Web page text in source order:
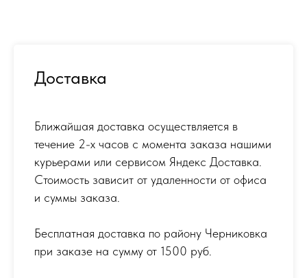
Доставка
Ближайшая доставка осуществляется в
течение 2-х часов с момента заказа нашими
курьерами или сервисом Яндекс Доставка.
Стоимость зависит от удаленности от офиса
и суммы заказа.
Бесплатная доставка по району Черниковка
при заказе на сумму от 1500 руб.